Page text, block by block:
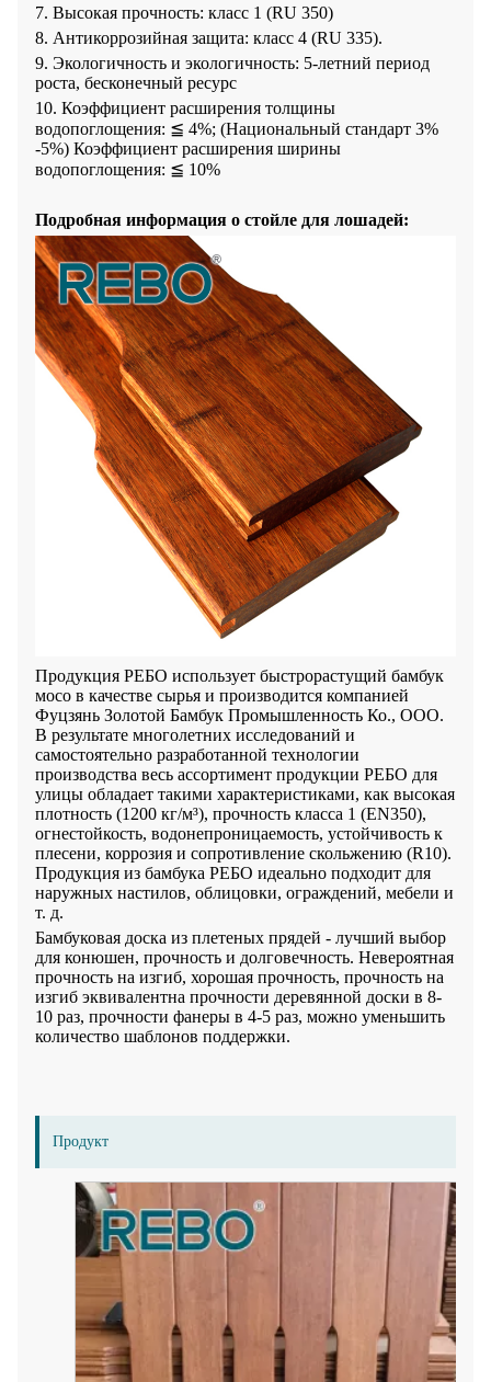
7. Высокая прочность: класс 1 (RU 350)
8. Антикоррозийная защита: класс 4 (RU 335).
9. Экологичность и экологичность: 5-летний период
роста, бесконечный ресурс
10. Коэффициент расширения толщины
водопоглощения: ≦ 4%; (Национальный стандарт 3%
-5%) Коэффициент расширения ширины
водопоглощения: ≦ 10%
Подробная информация о стойле для лошадей:
Продукция РЕБО использует быстрорастущий бамбук
мосо в качестве сырья и производится компанией
Фуцзянь Золотой Бамбук Промышленность Ко., ООО.
В результате многолетних исследований и
самостоятельно разработанной технологии
производства весь ассортимент продукции РЕБО для
улицы обладает такими характеристиками, как высокая
плотность (1200 кг/м³), прочность класса 1 (EN350),
огнестойкость, водонепроницаемость, устойчивость к
плесени, коррозия и сопротивление скольжению (R10).
Продукция из бамбука РЕБО идеально подходит для
наружных настилов, облицовки, ограждений, мебели и
т. д.
Бамбуковая доска из плетеных прядей - лучший выбор
для конюшен, прочность и долговечность. Невероятная
прочность на изгиб, хорошая прочность, прочность на
изгиб эквивалентна прочности деревянной доски в 8-
10 раз, прочности фанеры в 4-5 раз, можно уменьшить
количество шаблонов поддержки.
Продукт